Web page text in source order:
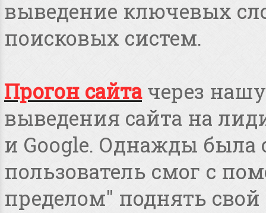
выведение ключевых
поисковых систем.
Прогон сайта через
выведения сайта на
и Google. Однажды была
пользователь смог с
пределом" поднять свой